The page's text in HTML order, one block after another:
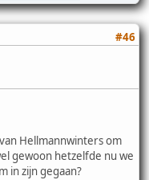
#46
Hellmannwinters om
gewoon hetzelfde nu we
in zijn gegaan?